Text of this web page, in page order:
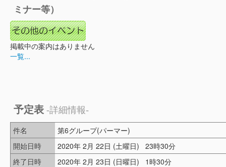
ミナー等）
掲載中の案内はありません
一覧...
予定表 -詳細情報-
件名
第6グループ(パーマー)
開始日時
2020年 2月 22日 (土曜日) 23時30分
終了日時
2020年 2月 23日 (日曜日) 1時30分